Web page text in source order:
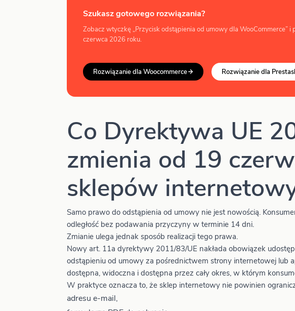
Szukasz gotowego rozwiązania?
Zobacz wtyczkę „Przycisk odstąpienia od umowy dla WooCommerce”
czerwca 2026 roku.
Rozwiązanie dla Woocommerce Rozwiązanie dla
Co Dyrektywa UE
zmienia od 19
sklepów
Samo prawo do odstąpienia od umowy nie jest nowością.
odległość bez podawania przyczyny w terminie 14 dni.
Zmianie ulega jednak sposób realizacji tego prawa.
Nowy art. 11a dyrektywy 2011/83/UE nakłada obowiązek
odstąpieniu od umowy za pośrednictwem strony internetowej lub
dostępna, widoczna i dostępna przez cały okres, w którym
W praktyce oznacza to, że sklep internetowy nie powinien
adresu e-mail,